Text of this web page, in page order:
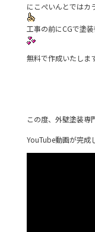
にこぺいんとではカ
工事の前にCGで塗
無料で作成いたしま
この度、外壁塗装専
YouTube動画が完